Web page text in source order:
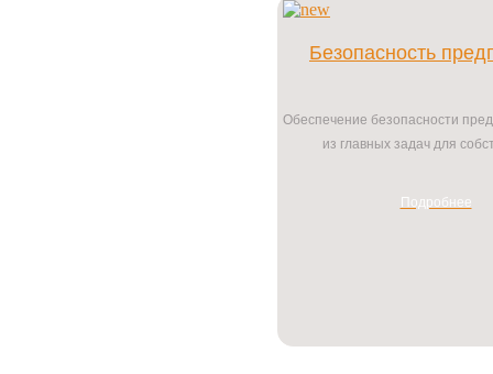
Безопасность
Обеспечение безопасности
из главных задач для
Подробнее